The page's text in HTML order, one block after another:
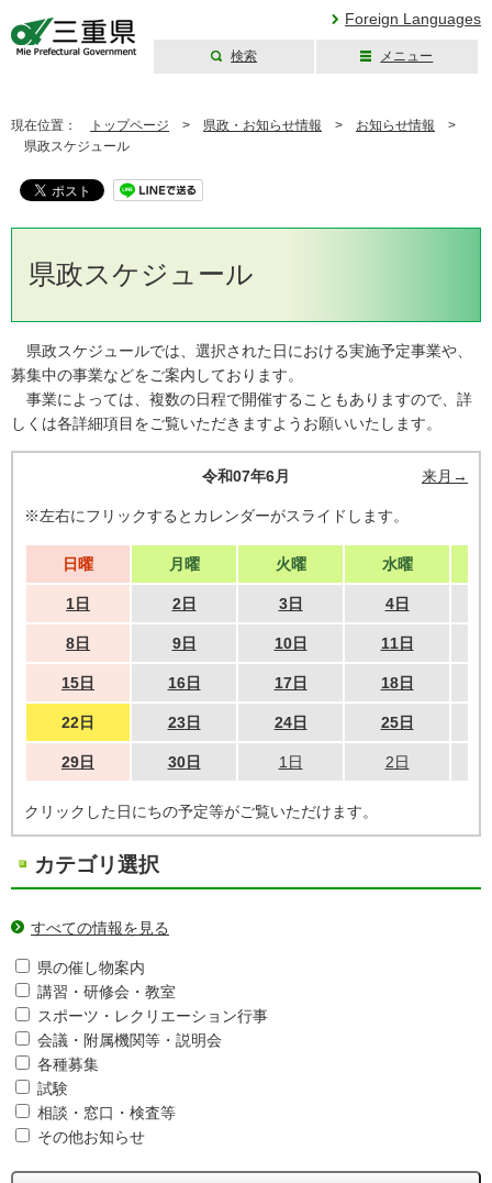
Foreign Languages
検索 メニュー
現在位置： トップページ > 県政・お知らせ情報 > お知らせ情報 >
県政スケジュール
県政スケジュール
県政スケジュールでは、選択された日における実施予定事業や、
募集中の事業などをご案内しております。
事業によっては、複数の日程で開催することもありますので、詳
しくは各詳細項目をご覧いただきますようお願いいたします。
令和07年6月 来月→
※左右にフリックするとカレンダーがスライドします。
日曜 月曜 火曜 水曜
1日 2日 3日 4日
8日 9日 10日 11日
15日 16日 17日 18日
22日 23日 24日 25日
29日 30日 1日 2日
クリックした日にちの予定等がご覧いただけます。
カテゴリ選択
すべての情報を見る
県の催し物案内
講習・研修会・教室
スポーツ・レクリエーション行事
会議・附属機関等・説明会
各種募集
試験
相談・窓口・検査等
その他お知らせ